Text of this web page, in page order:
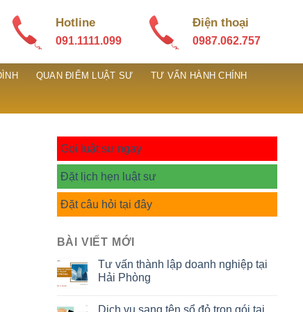
Hotline
091.1111.099
Điện thoại
0987.062.757
QUAN ĐIỂM LUẬT SƯ TƯ VẤN HÀNH CHÍNH
Gọi luật sư ngay
Đặt lịch hẹn luật sư
Đặt câu hỏi tại đây
BÀI VIẾT MỚI
Tư vấn thành lập doanh nghiệp tại
Hải Phòng
Dịch vụ sang tên sổ đỏ trọn gói tại